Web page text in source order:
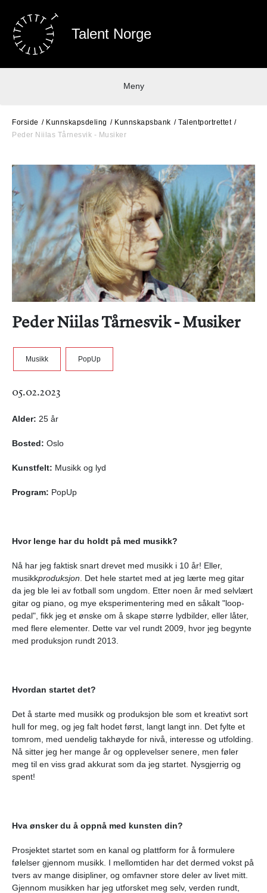
Talent Norge
Meny
Forside Kunnskapsdeling Kunnskapsbank
Talentportrettet
Peder Niilas Tårnesvik - Musiker
Peder Niilas Tårnesvik - Musiker
Musikk PopUp
05.02.2023
Alder: 25 år
Bosted: Oslo
Kunstfelt: Musikk og lyd
Program: PopUp
Hvor lenge har du holdt på med musikk?
Nå har jeg faktisk snart drevet med musikk i 10 år! Eller,
musikkproduksjon . Det hele startet med at jeg lærte meg gitar
da jeg ble lei av fotball som ungdom. Etter noen år med selvlært
gitar og piano, og mye eksperimentering med en såkalt "loop-
pedal", fikk jeg et ønske om å skape større lydbilder, eller låter,
med flere elementer. Dette var vel rundt 2009, hvor jeg begynte
med produksjon rundt 2013.
Hvordan startet det?
Det å starte med musikk og produksjon ble som et kreativt sort
hull for meg, og jeg falt hodet først, langt langt inn. Det fylte et
tomrom, med uendelig takhøyde for nivå, interesse og utfolding.
Nå sitter jeg her mange år og opplevelser senere, men føler
meg til en viss grad akkurat som da jeg startet. Nysgjerrig og
spent!
Hva ønsker du å oppnå med kunsten din?
Prosjektet startet som en kanal og plattform for å formulere
følelser gjennom musikk. I mellomtiden har det dermed vokst på
tvers av mange disipliner, og omfavner store deler av livet mitt.
Gjennom musikken har jeg utforsket meg selv, verden rundt,